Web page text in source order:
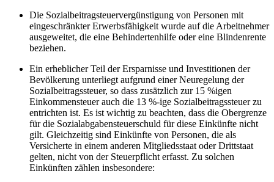
Die Sozialbeitragsteuervergünstigung von Personen mit
eingeschränkter Erwerbsfähigkeit wurde auf die Arbeitnehmer
ausgeweitet, die eine Behindertenhilfe oder eine Blindenrente
beziehen.
Ein erheblicher Teil der Ersparnisse und Investitionen der
Bevölkerung unterliegt aufgrund einer Neuregelung der
Sozialbeitragssteuer, so dass zusätzlich zur 15 %igen
Einkommensteuer auch die 13 %-ige Sozialbeitragssteuer zu
entrichten ist. Es ist wichtig zu beachten, dass die Obergrenze
für die Sozialabgabensteuerschuld für diese Einkünfte nicht
gilt. Gleichzeitig sind Einkünfte von Personen, die als
Versicherte in einem anderen Mitgliedsstaat oder Drittstaat
gelten, nicht von der Steuerpflicht erfasst. Zu solchen
Einkünften zählen insbesondere: